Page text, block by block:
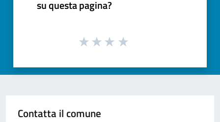
su questa pagina?
Contatta il comune